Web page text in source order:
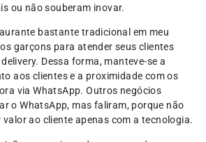
ou não souberam inovar.
bastante tradicional em meu
garçons para atender seus clientes
Dessa forma, manteve-se a
aos clientes e a proximidade com os
via WhatsApp. Outros negócios
o WhatsApp, mas faliram, porque não
ao cliente apenas com a tecnologia.